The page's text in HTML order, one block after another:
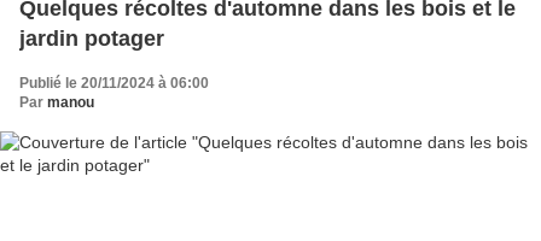
Quelques récoltes d'automne dans les bois et le
jardin potager
Publié le 20/11/2024 à 06:00
Par manou